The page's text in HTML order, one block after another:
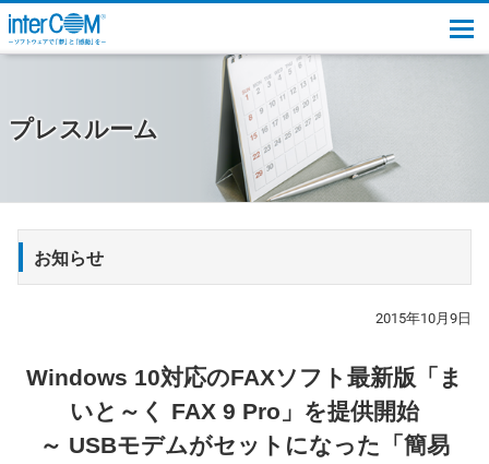
プレスルーム
お知らせ
2015年10月9日
Windows 10対応のFAXソフト最新版「ま
いと～く FAX 9 Pro」を提供開始
～ USBモデムがセットになった「簡易